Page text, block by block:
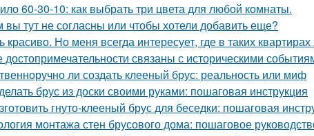
60-30-10: как выбрать три цвета для любой комнаты.
вы тут не согласны или чтобы хотели добавить еще?
красиво. Но меня всегда интересует, где в таких
достопримечательности связаны с историческими
ли создать клееный брус: реальность или миф
брус из доски своими руками: пошаговая инструкция
гнуто-клееный брус для беседки: пошаговая
монтажа стен брусового дома: пошаговое